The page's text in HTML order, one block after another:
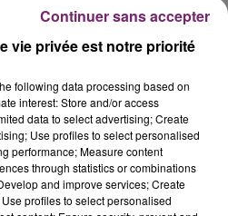
commerciale
de clients particuliers.
de vente et
et services bancaires.
stimulent.
et vos capacités
reconnues.
vie privée est notre priorité
following data processing based on
interest: Store and/or access
data to select advertising; Create
Use profiles to select personalised
performance; Measure content
through statistics or combinations
and improve services; Create
profiles to select personalised
Continuer sans accepter